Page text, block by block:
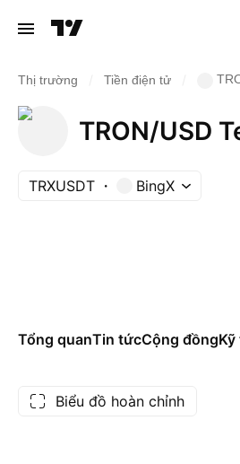
Thị trường Tiền điện tử
TRON/USD
TRXUSDT BingX
Tổng quanTin tứcCộng đồng
Biểu đồ hoàn chỉnh